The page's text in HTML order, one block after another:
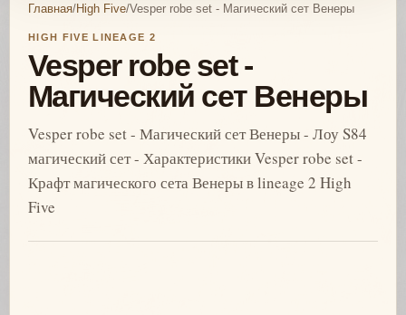
Главная/High Five/Vesper robe set - Магический сет Венеры
HIGH FIVE LINEAGE 2
Vesper robe set -
Магический сет Венеры
Vesper robe set - Магический сет Венеры - Лоу S84
магический сет - Характеристики Vesper robe set -
Крафт магического сета Венеры в lineage 2 High
Five